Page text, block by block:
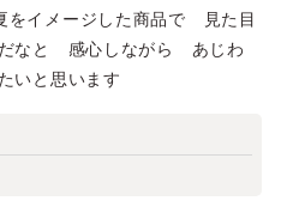
イメージした商品で 見た目
なと 感心しながら あじわ
いと思います